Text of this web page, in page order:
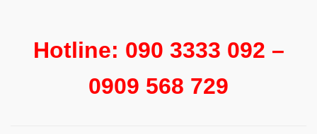
Hotline: 090 3333 092 –
0909 568 729